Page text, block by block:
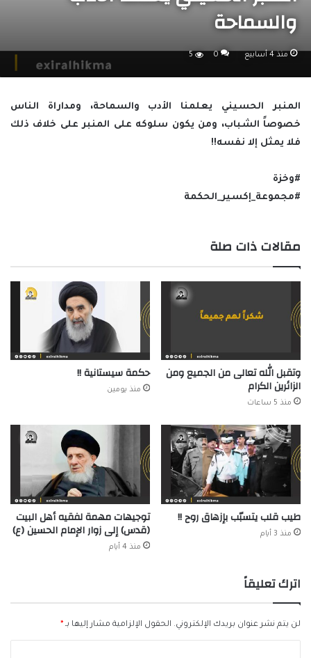
والسماحة
منذ 4 أسابيع 0
5
المنبر الحسيني يعلمنا الأدب والسماحة، ومداراة الناس
خصوصاً الشباب، ومن يكون سلوكه على المنبر على خلاف ذلك
فلا يمثل إلا نفسه!!
#وخزة
#مجموعة_إكسير_الحكمة
مقالات ذات صلة
وتقبل الله تعالى من الجميع ومن
الزائرين الكرام
منذ 5 ساعات
حكمة سيستانية !!
منذ يومين
طيب قلب يتسبّب بإزهاق روح !!
منذ 3 أيام
توجيهات مهمة لفقيه أهل البيت
(قدس) إلى زوار الإمام الحسين (ع)
منذ 4 أيام
اترك تعليقاً
لن يتم نشر عنوان بريدك الإلكتروني. الحقول الإلزامية مشار إليها بـ *